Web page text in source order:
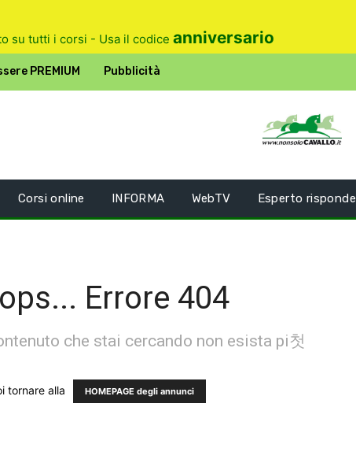
su tutti i corsi - Usa il codice anniversario
PREMIUM Pubblicità
Corsi online INFORMA WebTV Esperto risponde
Errore 404
che stai cercando non esista pi첫
tornare alla HOMEPAGE degli annunci